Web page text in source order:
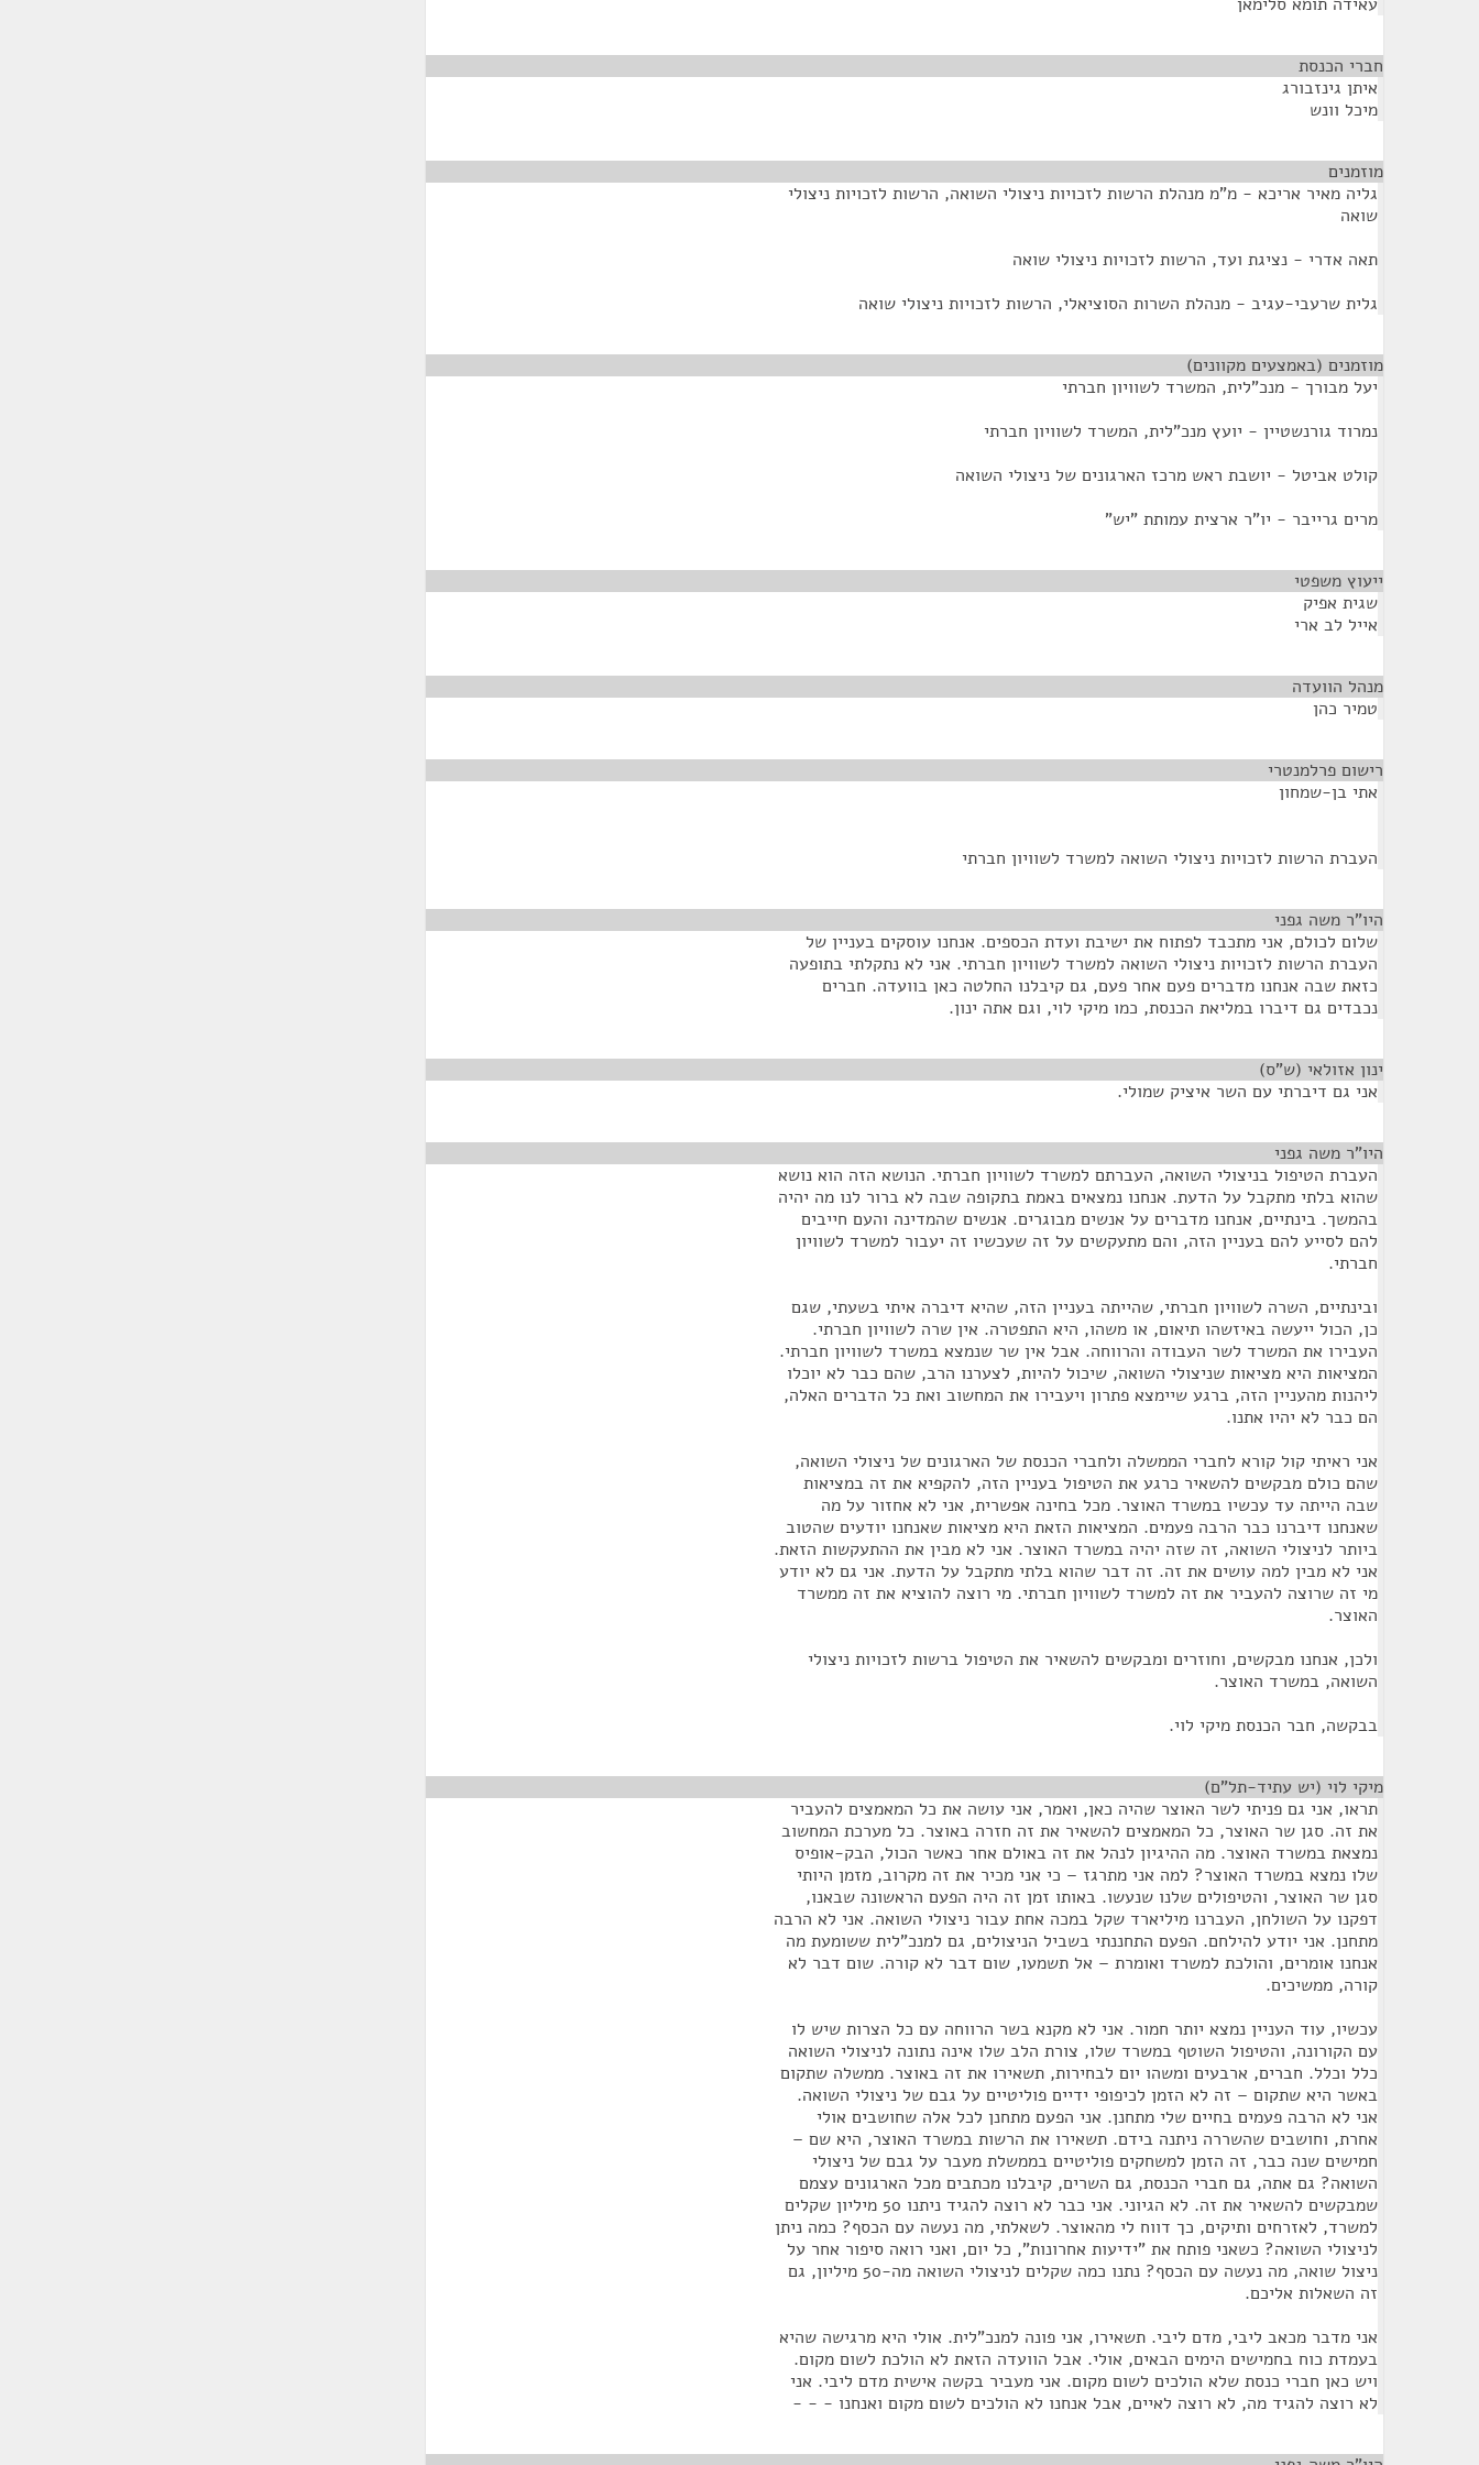
עאידה תומא סלימאן
חברי הכנסת
איתן גינזבורג
מיכל וונש
מוזמנים
גליה מאיר אריכא - מ"מ מנהלת הרשות לזכויות ניצולי השואה, הרשות לזכויות ניצולי
שואה
תאה אדרי - נציגת ועד, הרשות לזכויות ניצולי שואה
גלית שרעבי-עגיב - מנהלת השרות הסוציאלי, הרשות לזכויות ניצולי שואה
מוזמנים (באמצעים מקוונים)
יעל מבורך - מנכ"לית, המשרד לשוויון חברתי
נמרוד גורנשטיין - יועץ מנכ"לית, המשרד לשוויון חברתי
קולט אביטל - יושבת ראש מרכז הארגונים של ניצולי השואה
מרים גרייבר - יו"ר ארצית עמותת "יש"
ייעוץ משפטי
שגית אפיק
אייל לב ארי
מנהל הוועדה
טמיר כהן
רישום פרלמנטרי
אתי בן-שמחון
העברת הרשות לזכויות ניצולי השואה למשרד לשוויון חברתי
היו"ר משה גפני
שלום לכולם, אני מתכבד לפתוח את ישיבת ועדת הכספים. אנחנו עוסקים בעניין של
העברת הרשות לזכויות ניצולי השואה למשרד לשוויון חברתי. אני לא נתקלתי בתופעה
כזאת שבה אנחנו מדברים פעם אחר פעם, גם קיבלנו החלטה כאן בוועדה. חברים
נכבדים גם דיברו במליאת הכנסת, כמו מיקי לוי, וגם אתה ינון.
ינון אזולאי (ש"ס)
אני גם דיברתי עם השר איציק שמולי.
היו"ר משה גפני
העברת הטיפול בניצולי השואה, העברתם למשרד לשוויון חברתי. הנושא הזה הוא נושא
שהוא בלתי מתקבל על הדעת. אנחנו נמצאים באמת בתקופה שבה לא ברור לנו מה יהיה
בהמשך. בינתיים, אנחנו מדברים על אנשים מבוגרים. אנשים שהמדינה והעם חייבים
להם לסייע להם בעניין הזה, והם מתעקשים על זה שעכשיו זה יעבור למשרד לשוויון
חברתי.
ובינתיים, השרה לשוויון חברתי, שהייתה בעניין הזה, שהיא דיברה איתי בשעתי, שגם
כן, הכול ייעשה באיזשהו תיאום, או משהו, היא התפטרה. אין שרה לשוויון חברתי.
העבירו את המשרד לשר העבודה והרווחה. אבל אין שר שנמצא במשרד לשוויון חברתי.
המציאות היא מציאות שניצולי השואה, שיכול להיות, לצערנו הרב, שהם כבר לא יוכלו
ליהנות מהעניין הזה, ברגע שיימצא פתרון ויעבירו את המחשוב ואת כל הדברים האלה,
הם כבר לא יהיו אתנו.
אני ראיתי קול קורא לחברי הממשלה ולחברי הכנסת של הארגונים של ניצולי השואה,
שהם כולם מבקשים להשאיר כרגע את הטיפול בעניין הזה, להקפיא את זה במציאות
שבה הייתה עד עכשיו במשרד האוצר. מכל בחינה אפשרית, אני לא אחזור על מה
שאנחנו דיברנו כבר הרבה פעמים. המציאות הזאת היא מציאות שאנחנו יודעים שהטוב
ביותר לניצולי השואה, זה שזה יהיה במשרד האוצר. אני לא מבין את ההתעקשות הזאת.
אני לא מבין למה עושים את זה. זה דבר שהוא בלתי מתקבל על הדעת. אני גם לא יודע
מי זה שרוצה להעביר את זה למשרד לשוויון חברתי. מי רוצה להוציא את זה ממשרד
האוצר.
ולכן, אנחנו מבקשים, וחוזרים ומבקשים להשאיר את הטיפול ברשות לזכויות ניצולי
השואה, במשרד האוצר.
בבקשה, חבר הכנסת מיקי לוי.
מיקי לוי (יש עתיד-תל"ם)
תראו, אני גם פניתי לשר האוצר שהיה כאן, ואמר, אני עושה את כל המאמצים להעביר
את זה. סגן שר האוצר, כל המאמצים להשאיר את זה חזרה באוצר. כל מערכת המחשוב
נמצאת במשרד האוצר. מה ההיגיון לנהל את זה באולם אחר כאשר הכול, הבק-אופיס
שלו נמצא במשרד האוצר? למה אני מתרגז – כי אני מכיר את זה מקרוב, מזמן היותי
סגן שר האוצר, והטיפולים שלנו שנעשו. באותו זמן זה היה הפעם הראשונה שבאנו,
דפקנו על השולחן, העברנו מיליארד שקל במכה אחת עבור ניצולי השואה. אני לא הרבה
מתחנן. אני יודע להילחם. הפעם התחננתי בשביל הניצולים, גם למנכ"לית ששומעת מה
אנחנו אומרים, והולכת למשרד ואומרת – אל תשמעו, שום דבר לא קורה. שום דבר לא
קורה, ממשיכים.
עכשיו, עוד העניין נמצא יותר חמור. אני לא מקנא בשר הרווחה עם כל הצרות שיש לו
עם הקורונה, והטיפול השוטף במשרד שלו, צורת הלב שלו אינה נתונה לניצולי השואה
כלל וכלל. חברים, ארבעים ומשהו יום לבחירות, תשאירו את זה באוצר. ממשלה שתקום
באשר היא שתקום – זה לא הזמן לכיפופי ידיים פוליטיים על גבם של ניצולי השואה.
אני לא הרבה פעמים בחיים שלי מתחנן. אני הפעם מתחנן לכל אלה שחושבים אולי
אחרת, וחושבים שהשררה ניתנה בידם. תשאירו את הרשות במשרד האוצר, היא שם –
חמישים שנה כבר, זה הזמן למשחקים פוליטיים בממשלת מעבר על גבם של ניצולי
השואה? גם אתה, גם חברי הכנסת, גם השרים, קיבלנו מכתבים מכל הארגונים עצמם
שמבקשים להשאיר את זה. לא הגיוני. אני כבר לא רוצה להגיד ניתנו 50 מיליון שקלים
למשרד, לאזרחים ותיקים, כך דווח לי מהאוצר. לשאלתי, מה נעשה עם הכסף? כמה ניתן
לניצולי השואה? כשאני פותח את "ידיעות אחרונות", כל יום, ואני רואה סיפור אחר על
ניצול שואה, מה נעשה עם הכסף? נתנו כמה שקלים לניצולי השואה מה-50 מיליון, גם
זה השאלות אליכם.
אני מדבר מכאב ליבי, מדם ליבי. תשאירו, אני פונה למנכ"לית. אולי היא מרגישה שהיא
בעמדת כוח בחמישים הימים הבאים, אולי. אבל הוועדה הזאת לא הולכת לשום מקום.
ויש כאן חברי כנסת שלא הולכים לשום מקום. אני מעביר בקשה אישית מדם ליבי. אני
לא רוצה להגיד מה, לא רוצה לאיים, אבל אנחנו לא הולכים לשום מקום ואנחנו - - -